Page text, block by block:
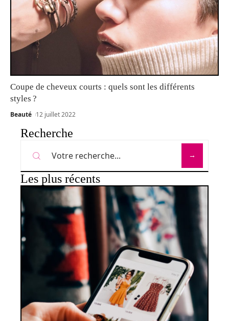
Coupe de cheveux courts : quels sont les différents
styles ?
Beauté 12 juillet 2022
Recherche
Les plus récents